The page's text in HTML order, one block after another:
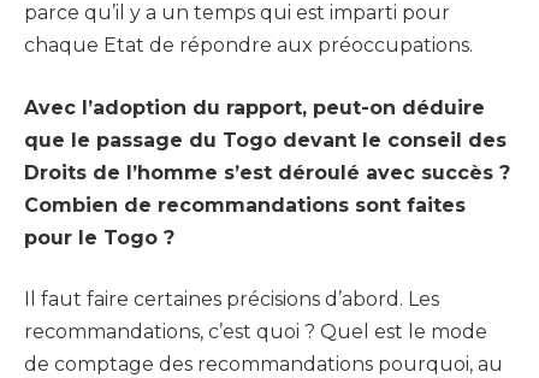
parce qu’il y a un temps qui est imparti pour
chaque Etat de répondre aux préoccupations.
Avec l’adoption du rapport, peut-on déduire
que le passage du Togo devant le conseil des
Droits de l’homme s’est déroulé avec succès ?
Combien de recommandations sont faites
pour le Togo ?
Il faut faire certaines précisions d’abord. Les
recommandations, c’est quoi ? Quel est le mode
de comptage des recommandations pourquoi, au